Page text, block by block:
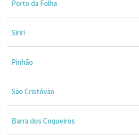
Porto da Folha
Siriri
Pinhão
São Cristóvão
Barra dos Coqueiros